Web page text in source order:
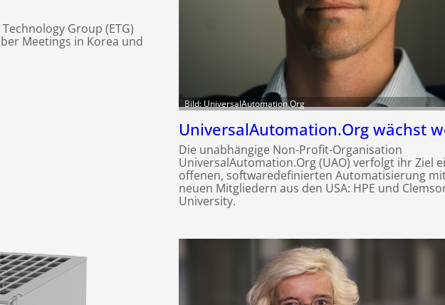
Group (ETG)
Meetings in Korea und
Bild: UniversalAutomation.Org
UniversalAutomation.Org wächst
Die unabhängige Non-Profit-Organisation
UniversalAutomation.Org (UAO) verfolgt ihr Ziel
offenen, softwaredefinierten Automatisierung
neuen Mitgliedern aus den USA: HPE und
University.